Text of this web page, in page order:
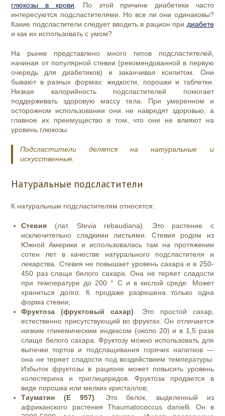
глюкозы в крови . По этой причине диабетики часто
интересуются подсластителями. Но все ли они одинаковы?
Какие подсластители следует вводить в рацион при диабете
и как их использовать с умом?
На рынке представлено много типов подсластителей,
начиная от популярной стевии (рекомендованной в первую
очередь для диабетиков) и заканчивая ксилитом. Они
бывают в разных формах: жидкости, порошки и таблетки.
Низкая калорийность подсластителей помогает
поддерживать здоровую массу тела. При умеренном и
осторожном использовании они не навредят здоровью, а
главное их преимущество в том, что они не влияют на
уровень глюкозы.
Подсластители делятся на натуральные и
искусственные.
Натуральные подсластители
К натуральным подсластителям относятся:
Стевия (лат. Stevia rebaudiana). Это растение с
исключительно сладкими листьями. Стевия родом из
Южной Америки и использовалась там на протяжении
сотен лет в качестве натурального подсластителя и
лекарства. Стевия не повышает уровень сахара и в 250-
450 раз слаще белого сахара. Она не теряет сладости
при температуре до 200 ° C и в кислой среде. Может
храниться долго. К продаже разрешена только одна
форма стевии;
Фруктоза (фруктовый сахар) . Это простой сахар,
естественно присутствующий во фруктах. Он отличается
низким гликемическим индексом (около 20) и в 1,5 раза
слаще белого сахара. Фруктозу можно использовать для
выпечки тортов и подслащивания горячих напитков —
она не теряет сладости под воздействием температуры.
Избыток фруктозы в рационе может повысить уровень
холестерина и триглицеридов. Фруктоза продается в
виде порошка или мелких кристаллов;
Тауматин (E 957) . Это белок, выделенный из
африканского растения Thaumatococcus danielli. Он в